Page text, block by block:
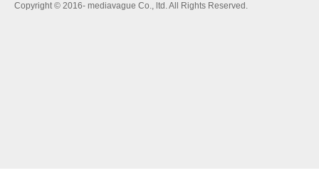
Copyright © 2016- mediavague Co., ltd. All Rights Reserved.